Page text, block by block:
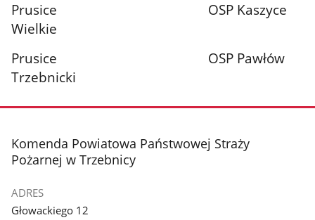
Prusice OSP Kaszyce
Wielkie
Prusice OSP Pawłów
Trzebnicki
stopka
Komenda Powiatowa Państwowej Straży
Pożarnej w Trzebnicy
ADRES
Głowackiego 12